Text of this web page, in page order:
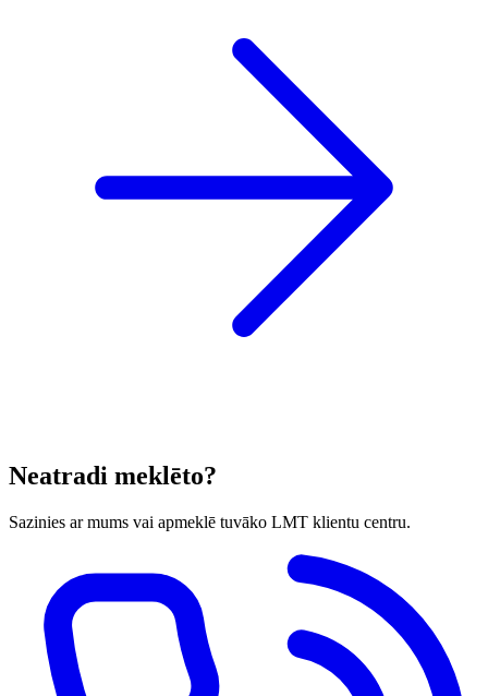
Neatradi meklēto?
Sazinies ar mums vai apmeklē tuvāko LMT klientu centru.